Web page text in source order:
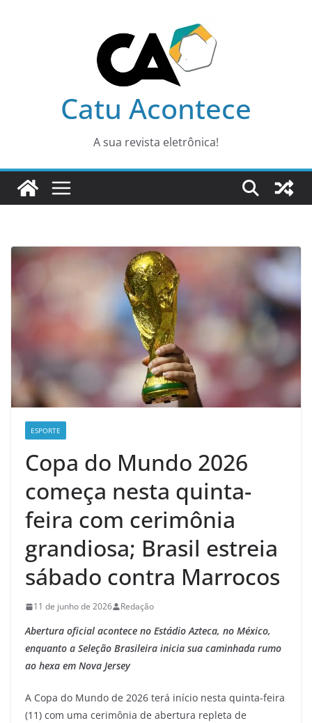
Catu Acontece
A sua revista eletrônica!
ESPORTE
Copa do Mundo 2026
começa nesta quinta-
feira com cerimônia
grandiosa; Brasil estreia
sábado contra Marrocos
11 de junho de 2026 Redação
Abertura oficial acontece no Estádio Azteca, no México,
enquanto a Seleção Brasileira inicia sua caminhada rumo
ao hexa em Nova Jersey
A Copa do Mundo de 2026 terá início nesta quinta-feira
(11) com uma cerimônia de abertura repleta de